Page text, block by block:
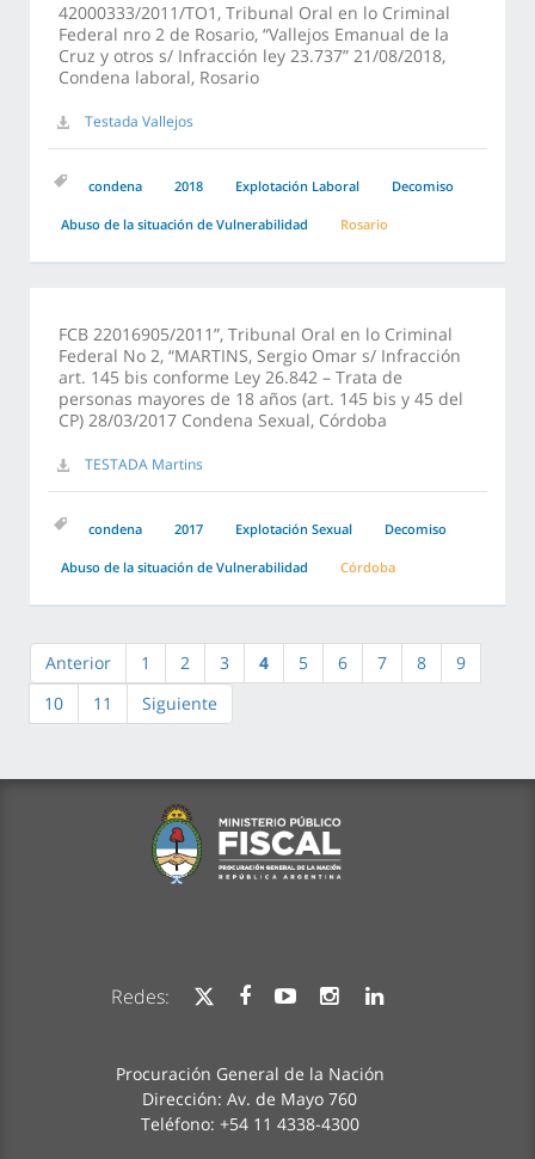
42000333/2011/TO1, Tribunal Oral en lo Criminal
Federal nro 2 de Rosario, “Vallejos Emanual de la
Cruz y otros s/ Infracción ley 23.737” 21/08/2018,
Condena laboral, Rosario
Testada Vallejos
condena 2018 Explotación Laboral Decomiso
Abuso de la situación de Vulnerabilidad Rosario
FCB 22016905/2011”, Tribunal Oral en lo Criminal
Federal No 2, “MARTINS, Sergio Omar s/ Infracción
art. 145 bis conforme Ley 26.842 – Trata de
personas mayores de 18 años (art. 145 bis y 45 del
CP) 28/03/2017 Condena Sexual, Córdoba
TESTADA Martins
condena 2017 Explotación Sexual Decomiso
Abuso de la situación de Vulnerabilidad Córdoba
Anterior 1 2 3 4 5 6 7 8
9
10
11 Siguiente
Redes:
Procuración General de la Nación
Dirección: Av. de Mayo 760
Teléfono: +54 11 4338-4300